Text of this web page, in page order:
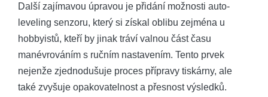
Další zajímavou úpravou je přidání možnosti auto-
leveling senzoru, který si získal oblibu zejména u
hobbyistů, kteří by jinak tráví valnou část času
manévrováním s ručním nastavením. Tento prvek
nejenže zjednodušuje proces přípravy tiskárny, ale
také zvyšuje opakovatelnost a přesnost výsledků.